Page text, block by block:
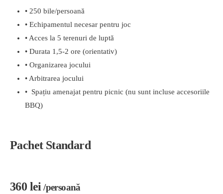
• 250 bile/persoană
• Echipamentul necesar pentru joc
• Acces la 5 terenuri de luptă
• Durata 1,5-2 ore (orientativ)
• Organizarea jocului
• Arbitrarea jocului
• Spațiu amenajat pentru picnic (nu sunt incluse accesoriile
BBQ)
Pachet Standard
360 lei/persoană